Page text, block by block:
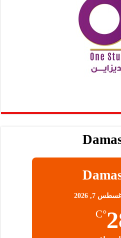
7, 2026
°C